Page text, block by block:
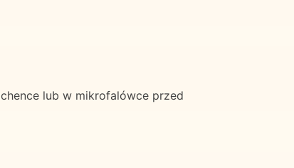
lub w mikrofalówce przed